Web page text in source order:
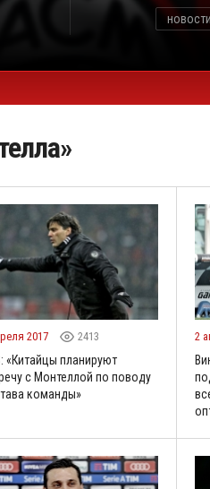
новости
2017 2413
«Китайцы планируют
с Монтеллой по поводу
команды»
2